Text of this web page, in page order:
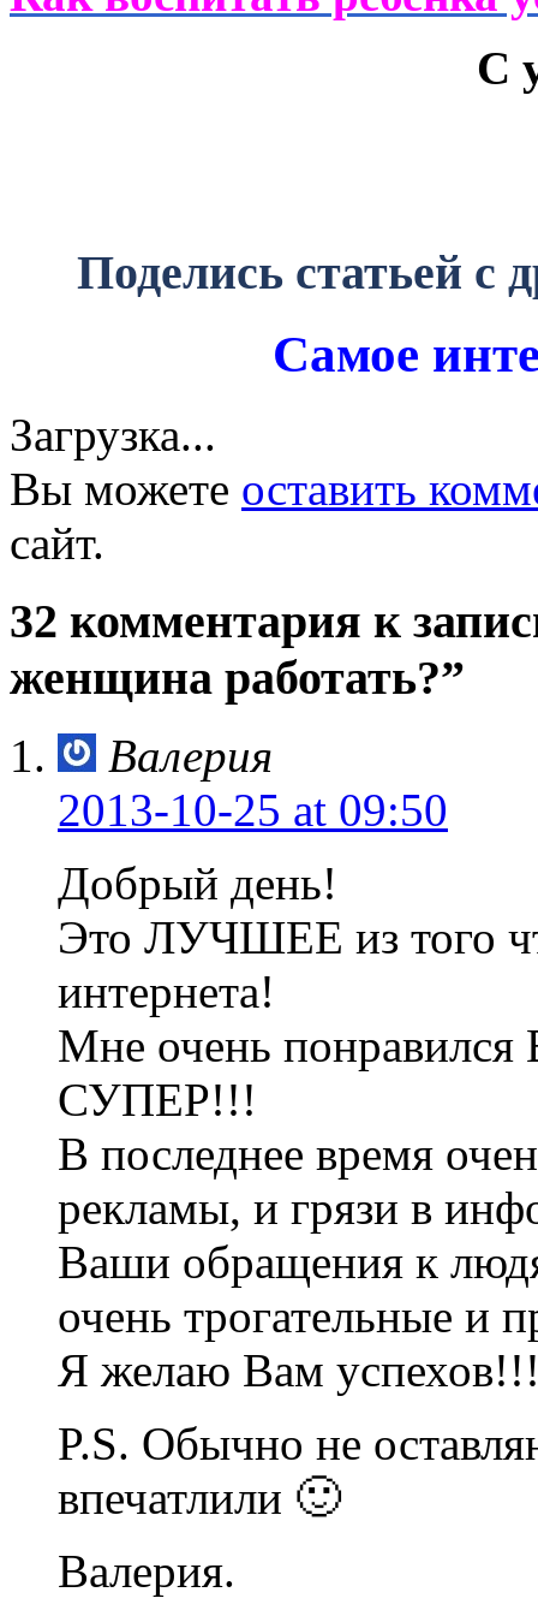
С
Поделись статьей
Самое
Загрузка...
Вы можете оставить
сайт.
32 комментария к
женщина работать?”
Валерия
2013-10-25 at 09:50
Добрый день!
Это ЛУЧШЕЕ из того
интернета!
Мне очень
СУПЕР!!!
В последнее время
рекламы, и грязи в
Ваши обращения к
очень трогательные и
Я желаю Вам
P.S. Обычно не
впечатлили 🙂
Валерия.